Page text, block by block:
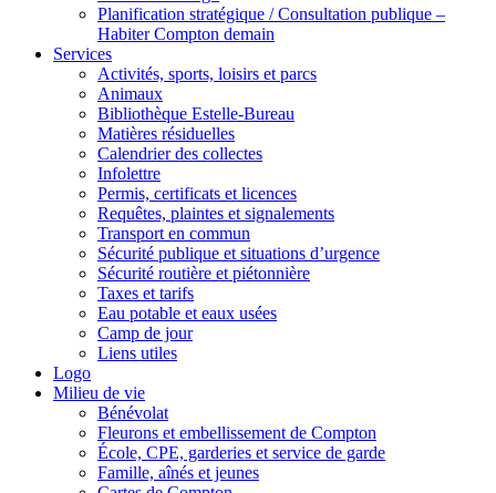
Planification stratégique / Consultation publique –
Habiter Compton demain
Services
Activités, sports, loisirs et parcs
Animaux
Bibliothèque Estelle-Bureau
Matières résiduelles
Calendrier des collectes
Infolettre
Permis, certificats et licences
Requêtes, plaintes et signalements
Transport en commun
Sécurité publique et situations d’urgence
Sécurité routière et piétonnière
Taxes et tarifs
Eau potable et eaux usées
Camp de jour
Liens utiles
Logo
Milieu de vie
Bénévolat
Fleurons et embellissement de Compton
École, CPE, garderies et service de garde
Famille, aînés et jeunes